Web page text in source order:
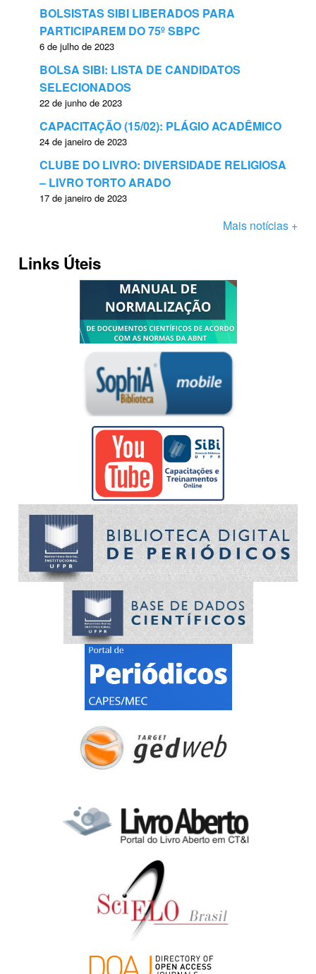
BOLSISTAS SIBI LIBERADOS PARA
PARTICIPAREM DO 75º SBPC
6 de julho de 2023
BOLSA SIBI: LISTA DE CANDIDATOS
SELECIONADOS
22 de junho de 2023
CAPACITAÇÃO (15/02): PLÁGIO ACADÊMICO
24 de janeiro de 2023
CLUBE DO LIVRO: DIVERSIDADE RELIGIOSA
– LIVRO TORTO ARADO
17 de janeiro de 2023
Mais notícias +
Links Úteis